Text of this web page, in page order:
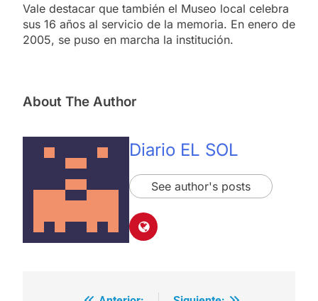
Vale destacar que también el Museo local celebra
sus 16 años al servicio de la memoria. En enero de
2005, se puso en marcha la institución.
About The Author
Diario EL SOL
See author's posts